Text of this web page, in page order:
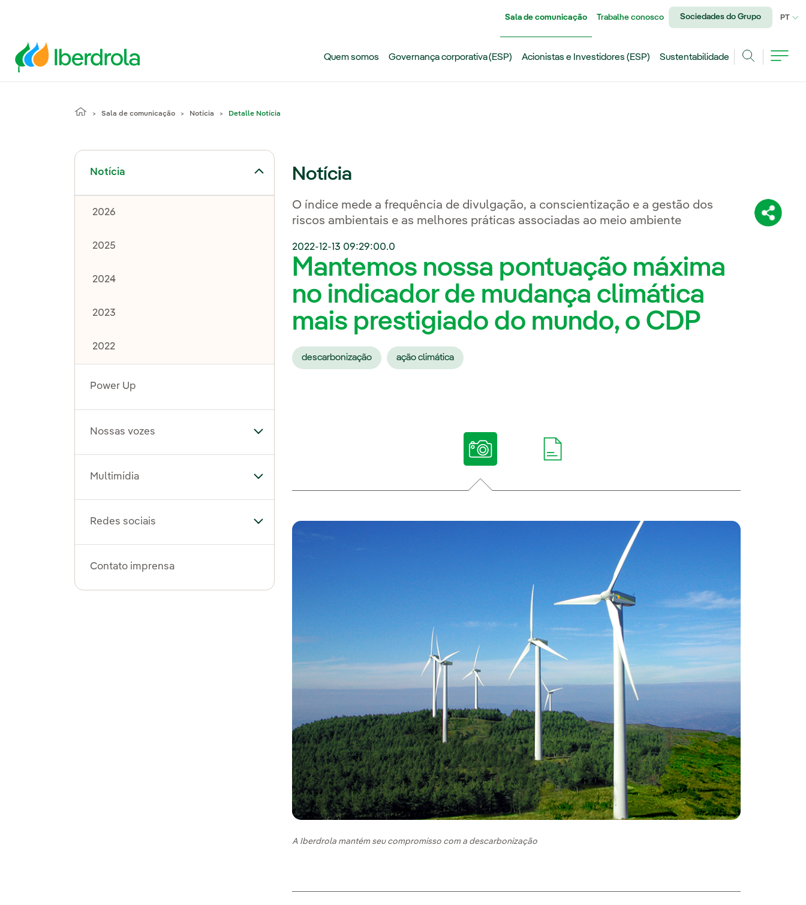
Sala de comunicação Trabalhe conosco Sociedades do Grupo PT
Quem somos Governança corporativa (ESP) Acionistas e Investidores (ESP)
Sustentabilidade
Sala de comunicação Notícia Detalle Notícia
Notícia
Alternar submenu de Notícia
2026
2025
2024
2023
2022
Power Up
Nossas vozes Alternar submenu de Nossas vozes
Multimídia Alternar submenu de Multimídia
Redes sociais Alternar submenu de Redes sociais
Contato imprensa
Notícia
O índice mede a frequência de divulgação, a conscientização e a gestão dos
riscos ambientais e as melhores práticas associadas ao meio ambiente
2022-12-13 09:29:00.0
Mantemos nossa pontuação máxima
no indicador de mudança climática
mais prestigiado do mundo, o CDP
descarbonização ação climática
A Iberdrola mantém seu compromisso com a descarbonização